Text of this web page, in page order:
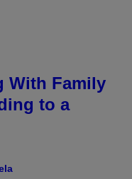
With Family
to a